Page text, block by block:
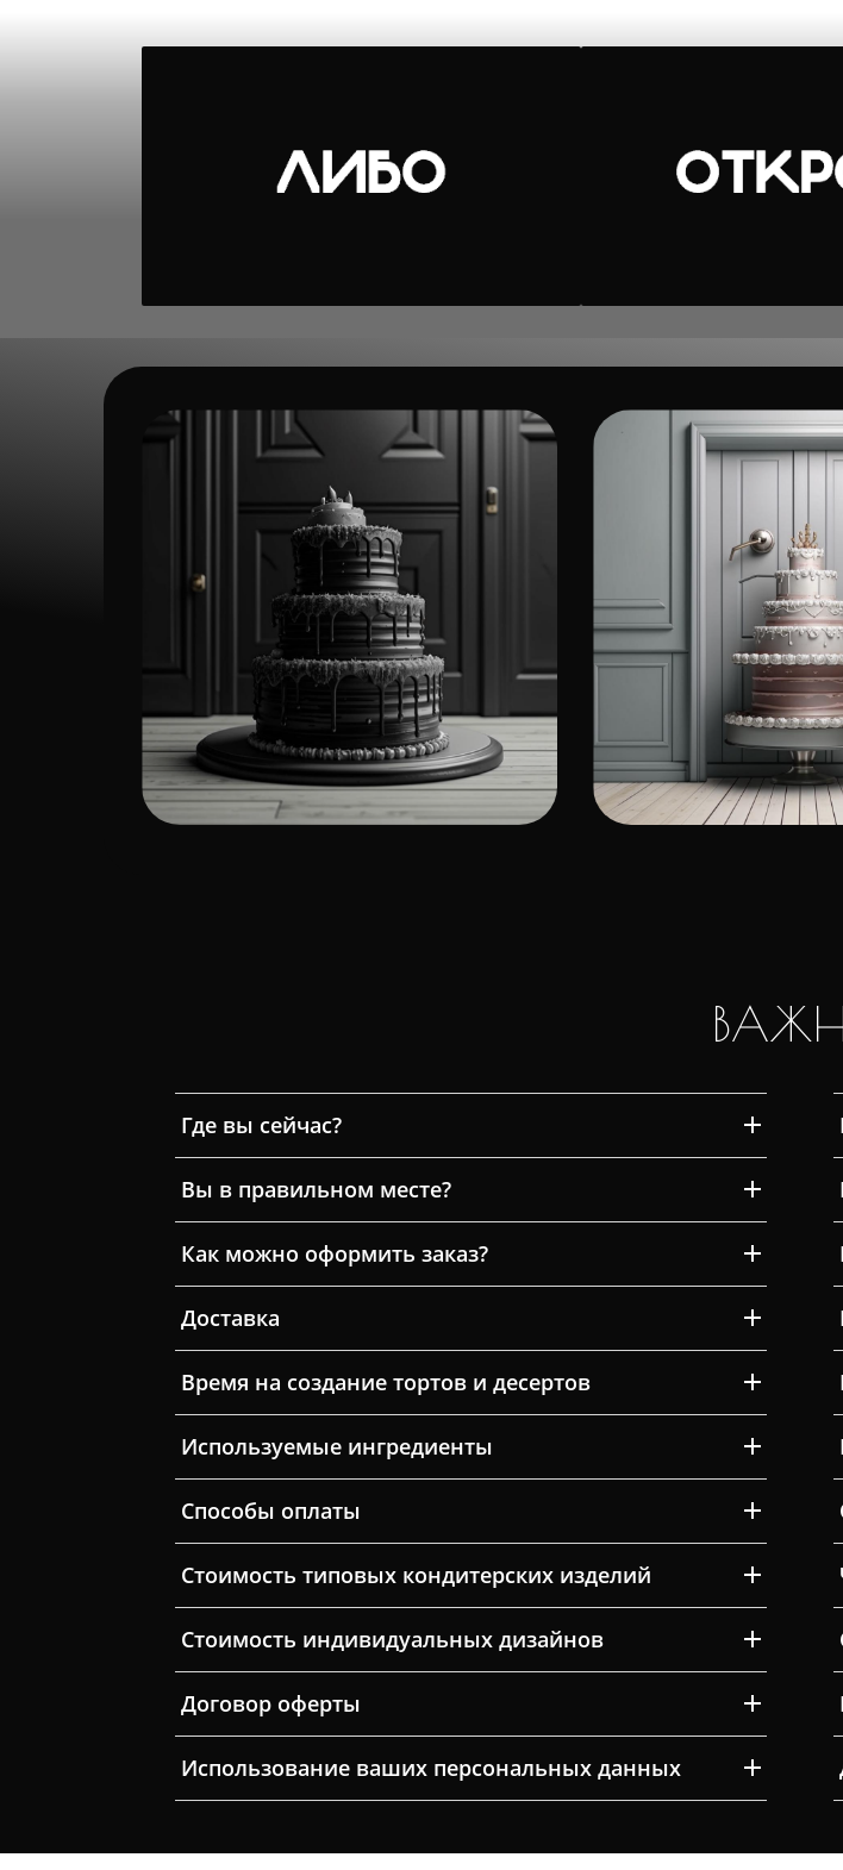
Где вы сейчас?
Вы в правильном месте?
Как можно оформить заказ?
Доставка
Время на создание тортов и десертов
Используемые ингредиенты
Способы оплаты
Стоимость типовых кондитерских изделий
Стоимость индивидуальных дизайнов
Договор оферты
Использование ваших персональных данных